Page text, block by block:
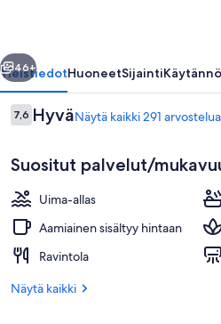
Seuraava
46+
YleistiedotHuoneetSijainti
Arvostelut
7,67,6 kautta 10.
HyväNäytä kaikki 291 arvostelua
Suositut palvelut/
Uima-allas
Aamiainen sisältyy hintaan
Ravintola
Näytä kaikki